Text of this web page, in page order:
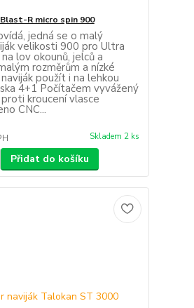
R micro spin 900
jedná se o malý
velikosti 900 pro Ultra
lov okounů, jelců a
rozměrům a nízké
použít i na lehkou
4+1 Počítačem vyvážený
kroucení vlasce
CNC...
Skladem 2 ks
Přidat do košíku